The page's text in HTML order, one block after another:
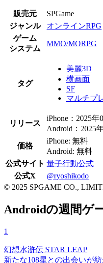
販売元
SPGame
ジャンル
オンラインRPG
ゲーム
システム
MMO/MORPG
タグ
美麗3D
横画面
SF
マルチプ
リリース
iPhone：2025年
Android：2025
価格
iPhone: 無料
Android: 無料
公式サイト 量子行動公式
公式X
@ryoshikodo
© 2025 SPGAME CO.,
Androidの週間ゲ
1
幻想水滸伝 STAR LEAP
新たな108星との出会いが